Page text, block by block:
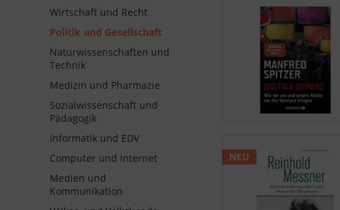
Wirtschaft und Recht
Politik und Gesellschaft
Naturwissenschaften und
Technik
Medizin und Pharmazie
Sozialwissenschaft und
Pädagogik
Informatik und EDV
Computer und Internet
Medien und
Kommunikation
NEU